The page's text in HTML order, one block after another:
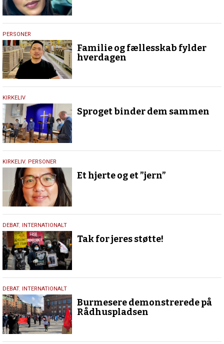
26.
juli
2023
PERSONER
Familie og fællesskab fylder
hverdagen
25.
august
2021
KIRKELIV
Sproget binder dem sammen
11.
august
2021
KIRKELIV, PERSONER
Et hjerte og et ”jern”
17.
marts
2021
DEBAT, INTERNATIONALT
Tak for jeres støtte!
9.
februar
2021
DEBAT, INTERNATIONALT
Burmesere demonstrerede på
Rådhuspladsen